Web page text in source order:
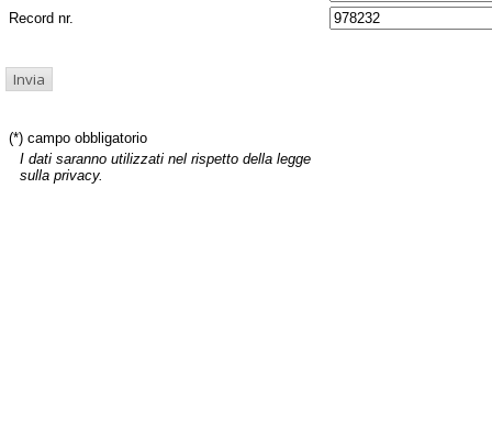
Record nr.
(*) campo obbligatorio
I dati saranno utilizzati nel rispetto della legge
sulla privacy.